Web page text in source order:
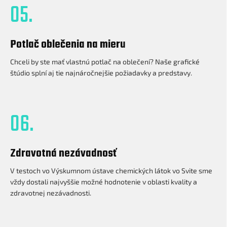
05.
Potlač oblečenia na mieru
Chceli by ste mať vlastnú potlač na oblečení? Naše grafické
štúdio splní aj tie najnáročnejšie požiadavky a predstavy.
06.
Zdravotná nezávadnosť
V testoch vo Výskumnom ústave chemických látok vo Svite sme
vždy dostali najvyššie možné hodnotenie v oblasti kvality a
zdravotnej nezávadnosti.